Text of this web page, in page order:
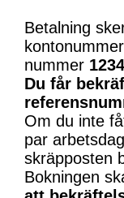
Betalning
kontonummer
nummer
Du får
Om du inte
par
skräpposten
Bokningen